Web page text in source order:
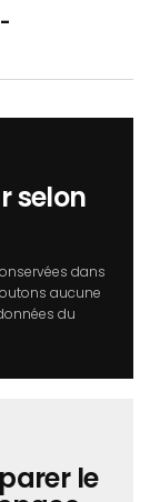
selon
dans
aucune
du
le